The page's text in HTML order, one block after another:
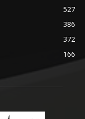
527
386
372
166